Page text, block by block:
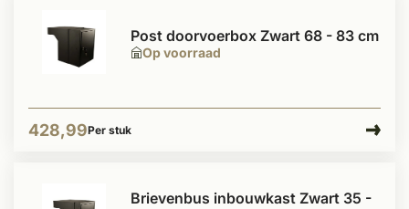
Op voorraad
Post doorvoerbox Zwart 68 - 83 cm
428,99Per stuk
Brievenbus inbouwkast Zwart 35 -